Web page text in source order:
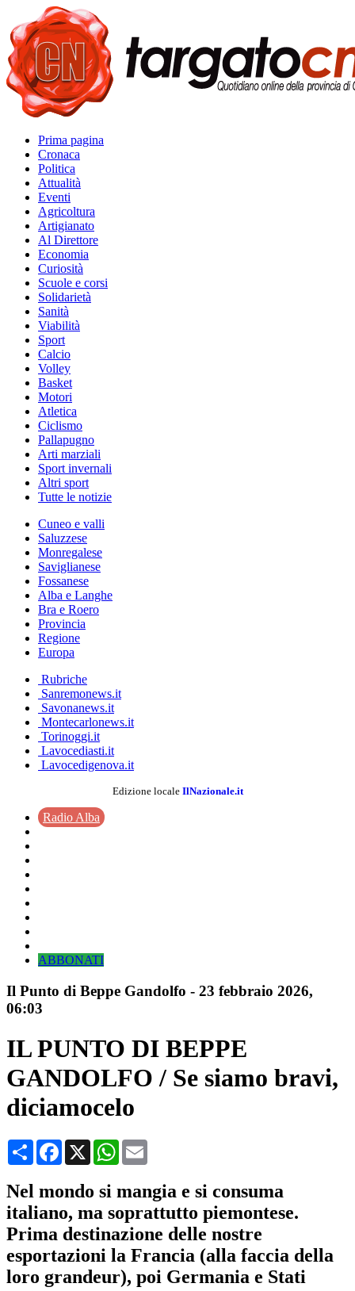
Prima pagina
Cronaca
Politica
Attualità
Eventi
Agricoltura
Artigianato
Al Direttore
Economia
Curiosità
Scuole e corsi
Solidarietà
Sanità
Viabilità
Sport
Calcio
Volley
Basket
Motori
Atletica
Ciclismo
Pallapugno
Arti marziali
Sport invernali
Altri sport
Tutte le notizie
Cuneo e valli
Saluzzese
Monregalese
Saviglianese
Fossanese
Alba e Langhe
Bra e Roero
Provincia
Regione
Europa
Rubriche
Sanremonews.it
Savonanews.it
Montecarlonews.it
Torinoggi.it
Lavocediasti.it
Lavocedigenova.it
Edizione locale IlNazionale.it
Radio Alba
ABBONATI
Il Punto di Beppe Gandolfo - 23 febbraio 2026,
06:03
IL PUNTO DI BEPPE
GANDOLFO / Se siamo bravi,
diciamocelo
CondividiFacebook
X WhatsApp
Nel mondo si mangia e si consuma
italiano, ma soprattutto piemontese.
Prima destinazione delle nostre
esportazioni la Francia (alla faccia della
loro grandeur), poi Germania e Stati